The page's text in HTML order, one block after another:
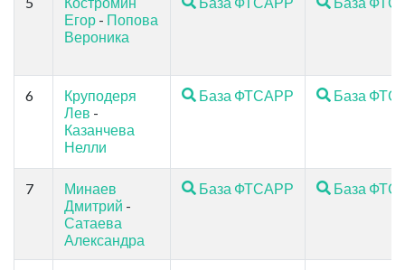
Егор - Попова
Вероника
6
Круподеря
Лев -
Казанчева
Нелли
База ФТСАРР База
7
Минаев
Дмитрий -
Сатаева
Александра
База ФТСАРР База